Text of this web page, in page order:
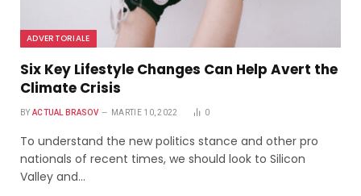
ADVERTORIALE
Six Key Lifestyle Changes Can Help Avert the
Climate Crisis
BY ACTUAL BRASOV MARTIE 10, 2022 0
To understand the new politics stance and other pro
nationals of recent times, we should look to Silicon
Valley and…